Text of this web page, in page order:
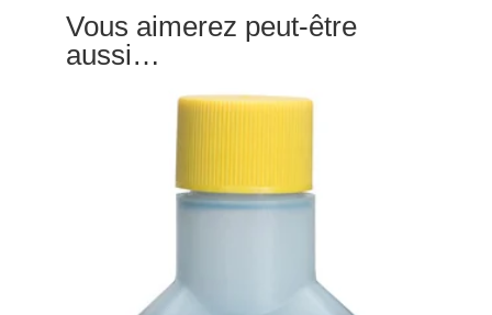
Vous aimerez peut-être
aussi…